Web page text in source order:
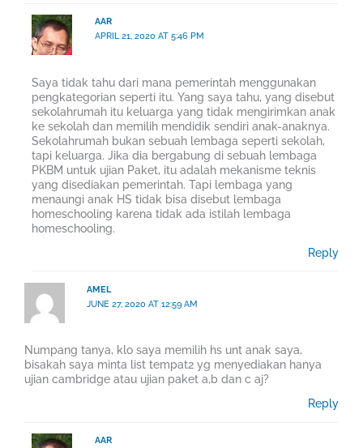
AAR
APRIL 21, 2020 AT 5:46 PM
Saya tidak tahu dari mana pemerintah menggunakan
pengkategorian seperti itu. Yang saya tahu, yang disebut
sekolahrumah itu keluarga yang tidak mengirimkan anak
ke sekolah dan memilih mendidik sendiri anak-anaknya.
Sekolahrumah bukan sebuah lembaga seperti sekolah,
tapi keluarga. Jika dia bergabung di sebuah lembaga
PKBM untuk ujian Paket, itu adalah mekanisme teknis
yang disediakan pemerintah. Tapi lembaga yang
menaungi anak HS tidak bisa disebut lembaga
homeschooling karena tidak ada istilah lembaga
homeschooling.
Reply
AMEL
JUNE 27, 2020 AT 12:59 AM
Numpang tanya, klo saya memilih hs unt anak saya,
bisakah saya minta list tempat2 yg menyediakan hanya
ujian cambridge atau ujian paket a,b dan c aj?
Reply
AAR